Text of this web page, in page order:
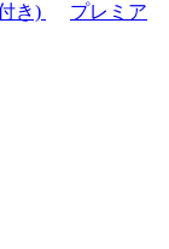
き)
プレミア